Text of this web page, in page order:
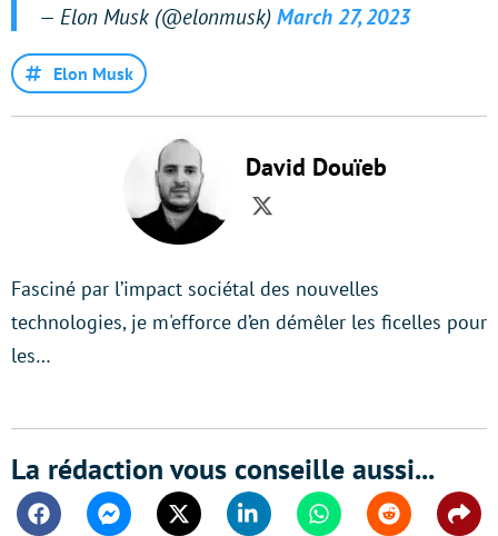
— Elon Musk (@elonmusk) March 27, 2023
Elon Musk
David Douïeb
Twitter
Fasciné par l’impact sociétal des nouvelles
technologies, je m'efforce d’en démêler les ficelles pour
les…
La rédaction vous conseille aussi...
FacebookMessengerTwitter Linkedin WhatsappReddit